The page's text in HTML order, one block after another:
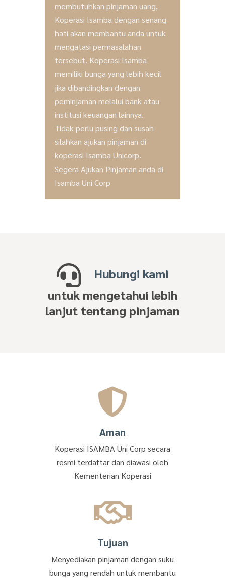
membutuhkan pinjaman uang,
Koperasi Isamba dengan senang
hati akan membantu anda untuk
mengatasi permasalahan
tersebut. Koperasi Isamba
memiliki bunga yang lebih kecil
jika dibandingkan dengan
peminjaman melalui bank atau
institusi keuangan lainnya.
Tidak perlu pusing dan susah
silahkan ajukan pinjaman di
koperasi Isamba Unicorp.
Segera Ajukan Pinjaman anda di
Isamba Uni Corp
Hubungi kami
untuk mengetahui lebih
lanjut tentang pinjaman
Aman
Koperasi ISAMBA Uni Corp secara
resmi terdaftar dan diawasi oleh
Kementerian Koperasi
Tujuan
Menyediakan pinjaman dengan suku
bunga yang rendah untuk membantu